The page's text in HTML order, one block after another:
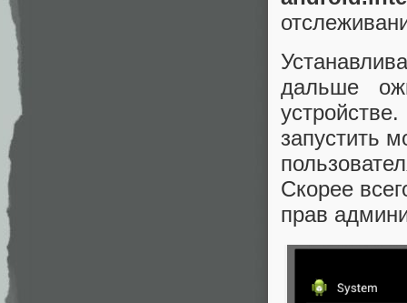
дальше
запустить
Скорее
прав